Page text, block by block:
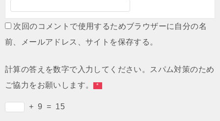
次回のコメントで使用するためブラウザーに自分の名
前、メールアドレス、サイトを保存する。
計算の答えを数字で入力してください。スパム対策のため
ご協力をお願いします。 *
+ 9 = 15